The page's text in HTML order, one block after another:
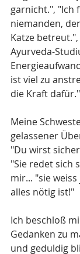
garnicht.", "Ich
niemanden,
Katze
Ayurveda-
ist viel zu
die Kraft
Meine
gelassener
"Du wirst
"Sie redet sich
mir... "sie
alles nötig ist!"
Ich beschloß
Gedanken zu
und geduldig